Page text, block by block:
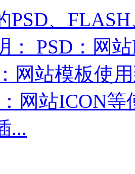
PSD、
： PSD：网
网站模板使
网站ICON
...